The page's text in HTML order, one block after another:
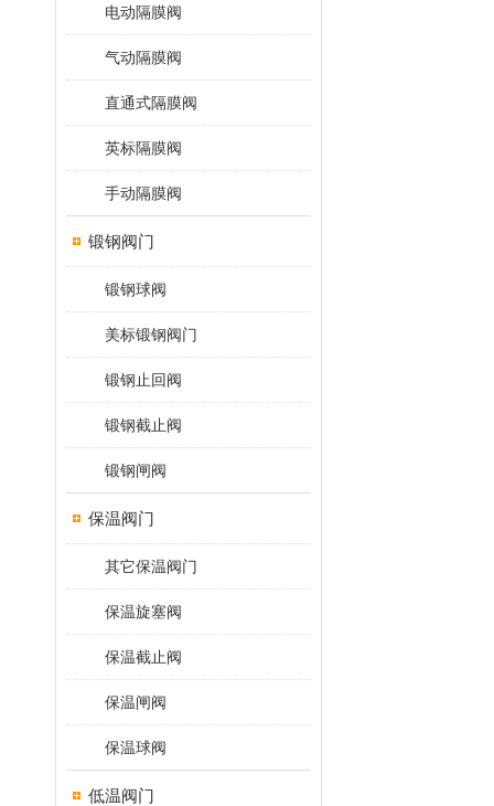
电动隔膜阀
气动隔膜阀
直通式隔膜阀
英标隔膜阀
手动隔膜阀
锻钢阀门
锻钢球阀
美标锻钢阀门
锻钢止回阀
锻钢截止阀
锻钢闸阀
保温阀门
其它保温阀门
保温旋塞阀
保温截止阀
保温闸阀
保温球阀
低温阀门